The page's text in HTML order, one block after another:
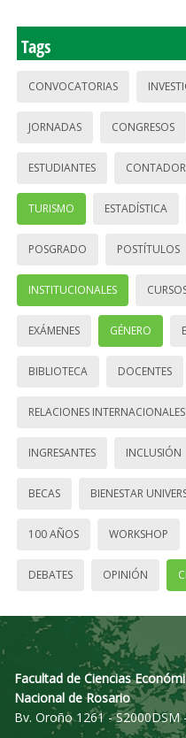
Tags
CONVOCATORIAS
JORNADAS CONGRESOS
ESTUDIANTES
TURISMO ESTADÍSTICA
POSGRADO POSTÍTULOS
INSTITUCIONALES
EXÁMENES GÉNERO
BIBLIOTECA DOCENTES
RELACIONES INTERNACIONALES
INGRESANTES INCLUSIÓN
BECAS BIENESTAR
100 AÑOS WORKSHOP
DEBATES OPINIÓN
Facultad de Ciencias
Nacional de Rosario
Bv. Oroño 1261 - S2000DSM